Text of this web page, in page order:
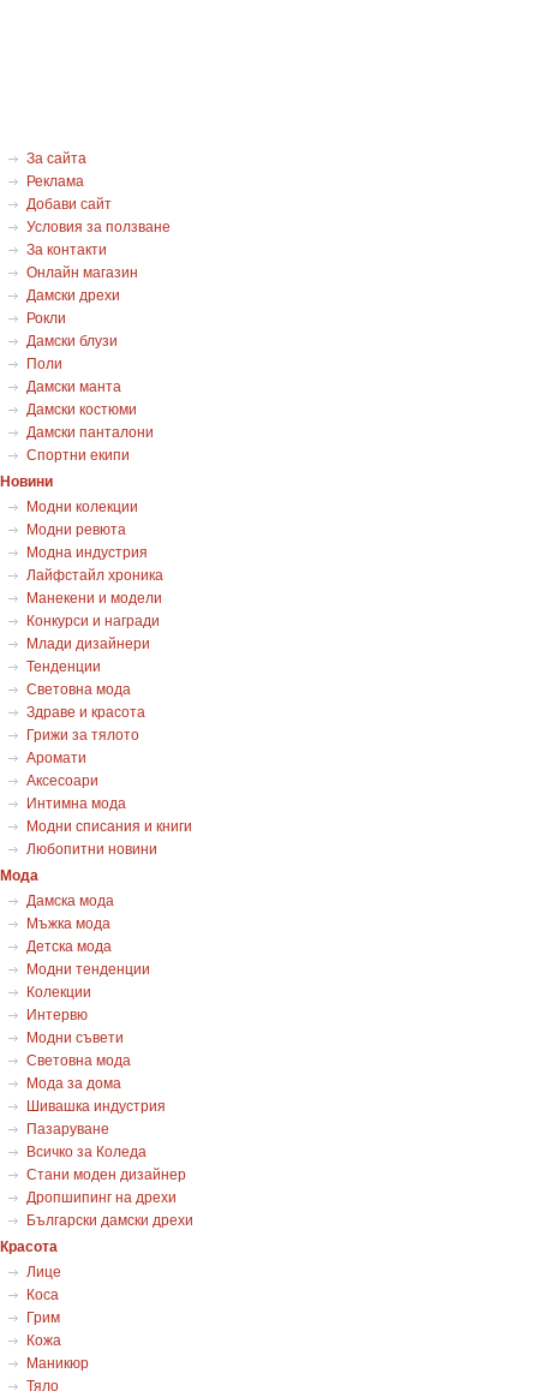
За сайта
Реклама
Добави сайт
Условия за ползване
За контакти
Онлайн магазин
Дамски дрехи
Рокли
Дамски блузи
Поли
Дамски манта
Дамски костюми
Дамски панталони
Спортни екипи
Новини
Модни колекции
Модни ревюта
Модна индустрия
Лайфстайл хроника
Манекени и модели
Конкурси и награди
Млади дизайнери
Тенденции
Световна мода
Здраве и красота
Грижи за тялото
Аромати
Аксесоари
Интимна мода
Модни списания и книги
Любопитни новини
Мода
Дамска мода
Мъжка мода
Детска мода
Модни тенденции
Колекции
Интервю
Модни съвети
Световна мода
Мода за дома
Шивашка индустрия
Пазаруване
Всичко за Коледа
Стани моден дизайнер
Дропшипинг на дрехи
Български дамски дрехи
Красота
Лице
Коса
Грим
Кожа
Маникюр
Тяло